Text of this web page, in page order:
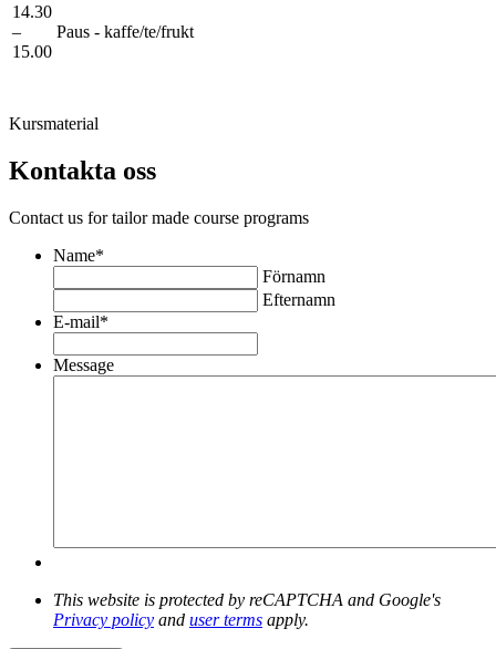
14.30
–
15.00
Paus - kaffe/te/frukt
Kursmaterial
Kontakta oss
Contact us for tailor made course programs
Name*
Förnamn
Efternamn
E-mail*
Message
This website is protected by reCAPTCHA and Google's
Privacy policy and user terms apply.